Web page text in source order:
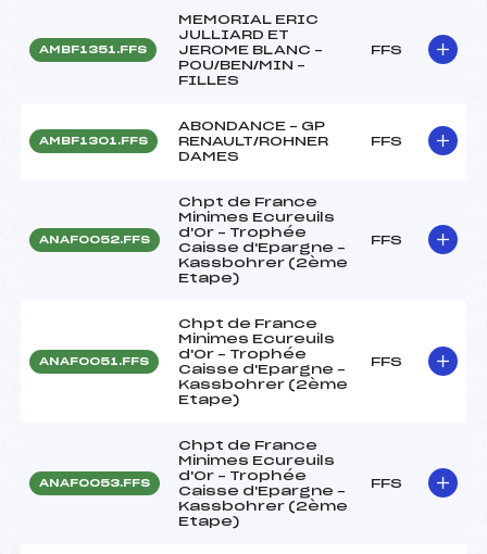
AMBF1351.FFS
MEMORIAL ERIC
JULLIARD ET
JEROME BLANC –
POU/BEN/MIN –
FILLES
FFS
AMBF1301.FFS
ABONDANCE – GP
RENAULT/ROHNER
DAMES
FFS
ANAF0052.FFS
Chpt de France
Minimes Ecureuils
d'Or – Trophée
Caisse d'Epargne –
Kassbohrer (2ème
Etape)
FFS
ANAF0051.FFS
Chpt de France
Minimes Ecureuils
d'Or – Trophée
Caisse d'Epargne –
Kassbohrer (2ème
Etape)
FFS
ANAF0053.FFS
Chpt de France
Minimes Ecureuils
d'Or – Trophée
Caisse d'Epargne –
Kassbohrer (2ème
Etape)
FFS